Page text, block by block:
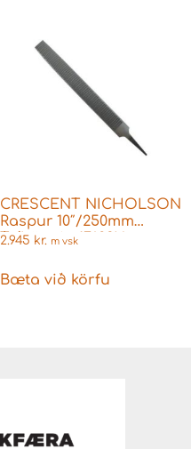
CRESCENT NICHOLSON
Raspur 10″/250mm
Tvíhöggin 17683N
2.945 kr. m vsk
Bæta við körfu